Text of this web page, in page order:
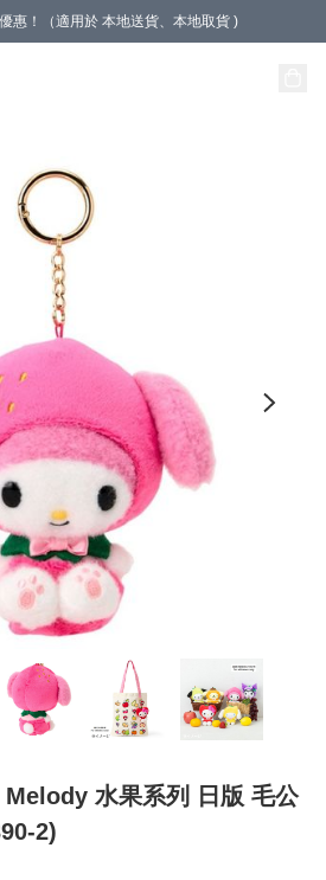
惠！（適用於 本地送貨、本地取貨 )
水果系列 日版 毛公
2)